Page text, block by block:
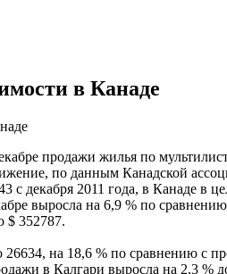
в Канаде
продажи жилья по
по данным Канадской
с декабря 2011 года, в Канаде в
выросла на 6,9 % по
$ 352787.
на 18,6 % по сравнению с
в Калгари выросла на 2,3 %